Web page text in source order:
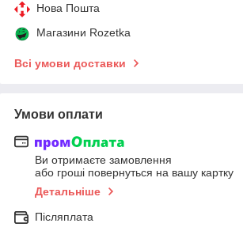
Нова Пошта
Магазини Rozetka
Всі умови доставки
Умови оплати
Ви отримаєте замовлення
або гроші повернуться на вашу картку
Детальніше
Післяплата